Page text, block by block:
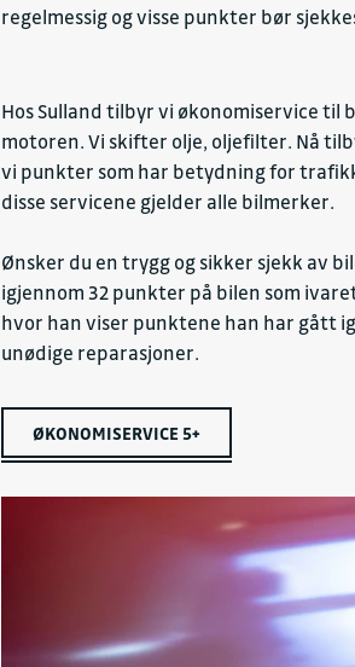
regelmessig og visse punkter bør
Hos Sulland tilbyr vi økonomiservice
motoren. Vi skifter olje, oljefilter. Nå
vi punkter som har betydning for
disse servicene gjelder alle bilmerker.
Ønsker du en trygg og sikker sjekk av
igjennom 32 punkter på bilen som
hvor han viser punktene han har gått
unødige reparasjoner.
ØKONOMISERVICE 5+